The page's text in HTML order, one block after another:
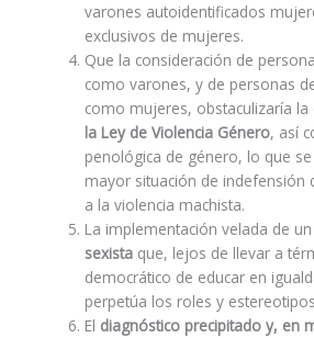
varones autoidentificados
exclusivos de mujeres.
Que la consideración de
como varones, y de personas
como mujeres, obstaculizaría la
la Ley de Violencia Género, así
penológica de género, lo que
mayor situación de indefensión
a la violencia machista.
La implementación velada de un
sexista que, lejos de llevar a
democrático de educar en
perpetúa los roles y
El diagnóstico precipitado y, en